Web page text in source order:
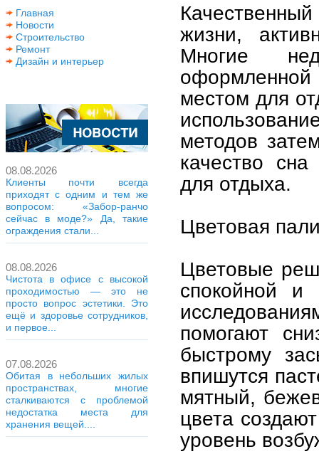
Главная
Новости
Строительство
Ремонт
Дизайн и интерьер
08.08.2026
Клиенты почти всегда
приходят с одним и тем же
вопросом: «Забор-ранчо
сейчас в моде?» Да, такие
ограждения стали...
08.08.2026
Чистота в офисе с высокой
проходимостью — это не
просто вопрос эстетики. Это
ещё и здоровье сотрудников,
и первое...
07.08.2026
Обитая в небольших жилых
пространствах, многие
сталкиваются с проблемой
недостатка места для
хранения вещей....
жизни,
Многие
местом для
методов
качество
для отдыха.
Цветовая
Цветовые
спокойной и
помогают
быстрому
впишутся
мятный,
цвета
уровень